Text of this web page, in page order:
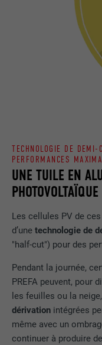
UNE TUILE EN
TECHNOLOGIE DE
PERFORMANCES
Les cellules PV de
d’une technologie de
"half-cut") pour des
Pendant la journée,
PREFA peuvent, pour
les feuilles ou la
dérivation intégrées
même avec un
continuer à produire